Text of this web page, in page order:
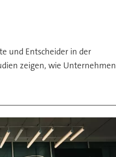
und Entscheider in der
zeigen, wie Unternehmen